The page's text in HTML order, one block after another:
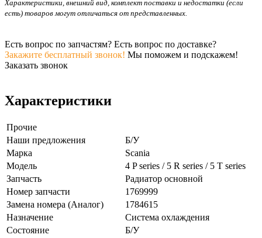
Характеристики, внешний вид, комплект поставки и недостатки (если
есть) товаров могут отличаться от представленных.
Есть вопрос по запчастям? Есть вопрос по доставке?
Закажите бесплатный звонок! Мы поможем и подскажем!
Заказать звонок
Характеристики
Прочие
Наши предложения
Б/У
Марка
Scania
Модель
4 P series / 5 R series / 5 T series
Запчасть
Радиатор основной
Номер запчасти
1769999
Замена номера (Аналог)
1784615
Назначение
Система охлаждения
Состояние
Б/У